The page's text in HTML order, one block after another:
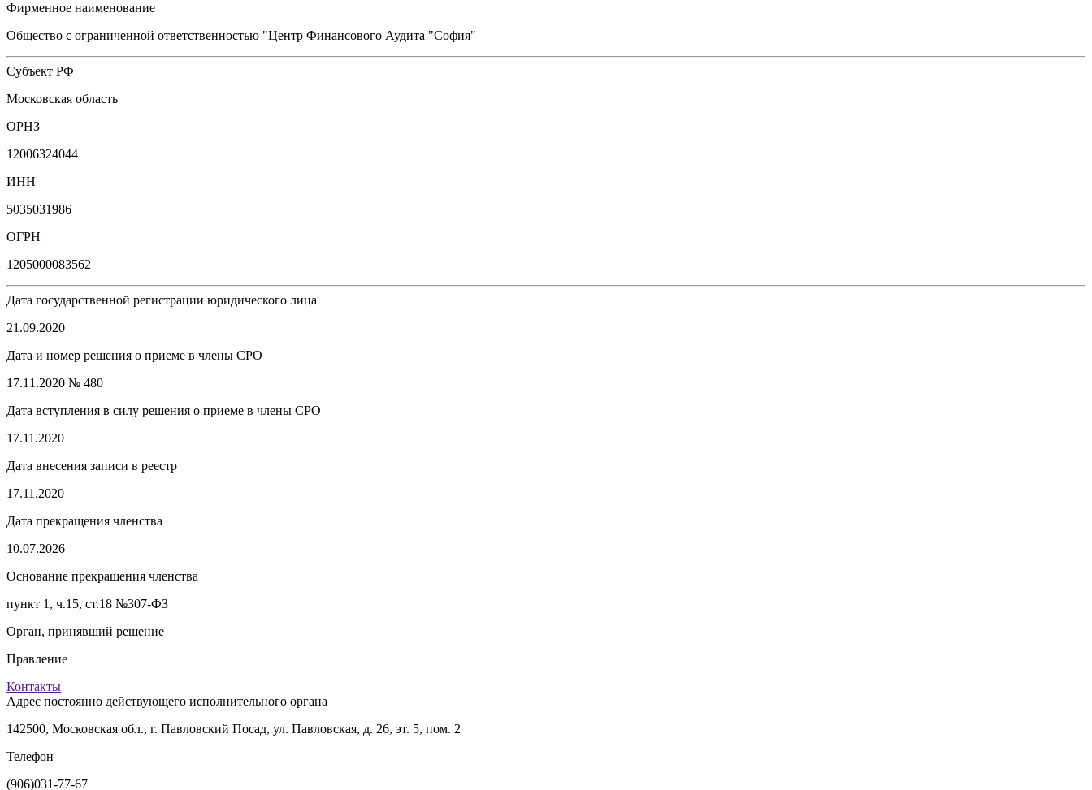
Фирменное наименование
Общество с ограниченной ответственностью "Центр Финансового Аудита "София"
Субъект РФ
Московская область
ОРНЗ
12006324044
ИНН
5035031986
ОГРН
1205000083562
Дата государственной регистрации юридического лица
21.09.2020
Дата и номер решения о приеме в члены СРО
17.11.2020 № 480
Дата вступления в силу решения о приеме в члены СРО
17.11.2020
Дата внесения записи в реестр
17.11.2020
Дата прекращения членства
10.07.2026
Основание прекращения членства
пункт 1, ч.15, ст.18 №307-ФЗ
Орган, принявший решение
Правление
Контакты
Адрес постоянно действующего исполнительного органа
142500, Московская обл., г. Павловский Посад, ул. Павловская, д. 26, эт. 5, пом. 2
Телефон
(906)031-77-67